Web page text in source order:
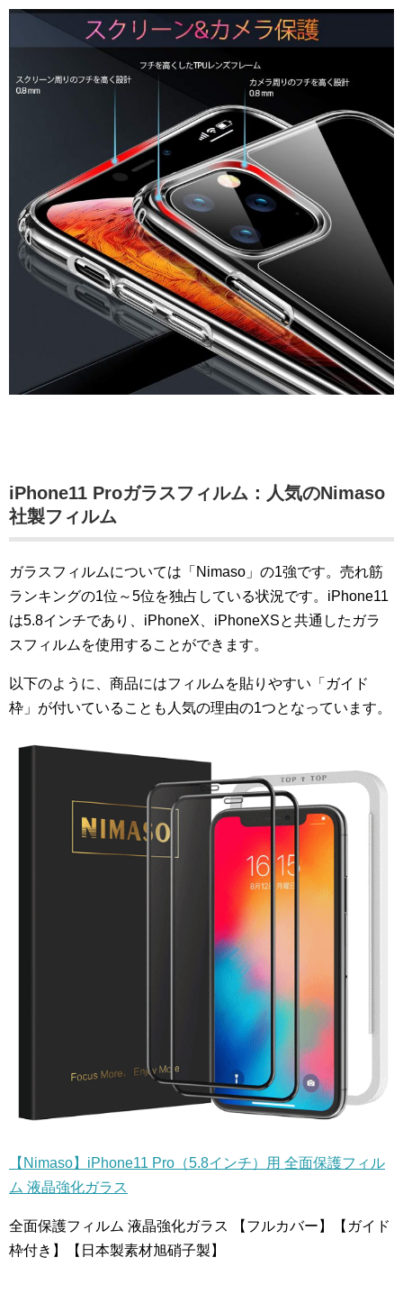
iPhone11 Proガラスフィルム：人気のNimaso
社製フィルム
ガラスフィルムについては「Nimaso」の1強です。売れ筋
ランキングの1位～5位を独占している状況です。iPhone11
は5.8インチであり、iPhoneX、iPhoneXSと共通したガラ
スフィルムを使用することができます。
以下のように、商品にはフィルムを貼りやすい「ガイド
枠」が付いていることも人気の理由の1つとなっています。
【Nimaso】iPhone11 Pro（5.8インチ）用 全面保護フィル
ム 液晶強化ガラス
全面保護フィルム 液晶強化ガラス 【フルカバー】【ガイド
枠付き】【日本製素材旭硝子製】